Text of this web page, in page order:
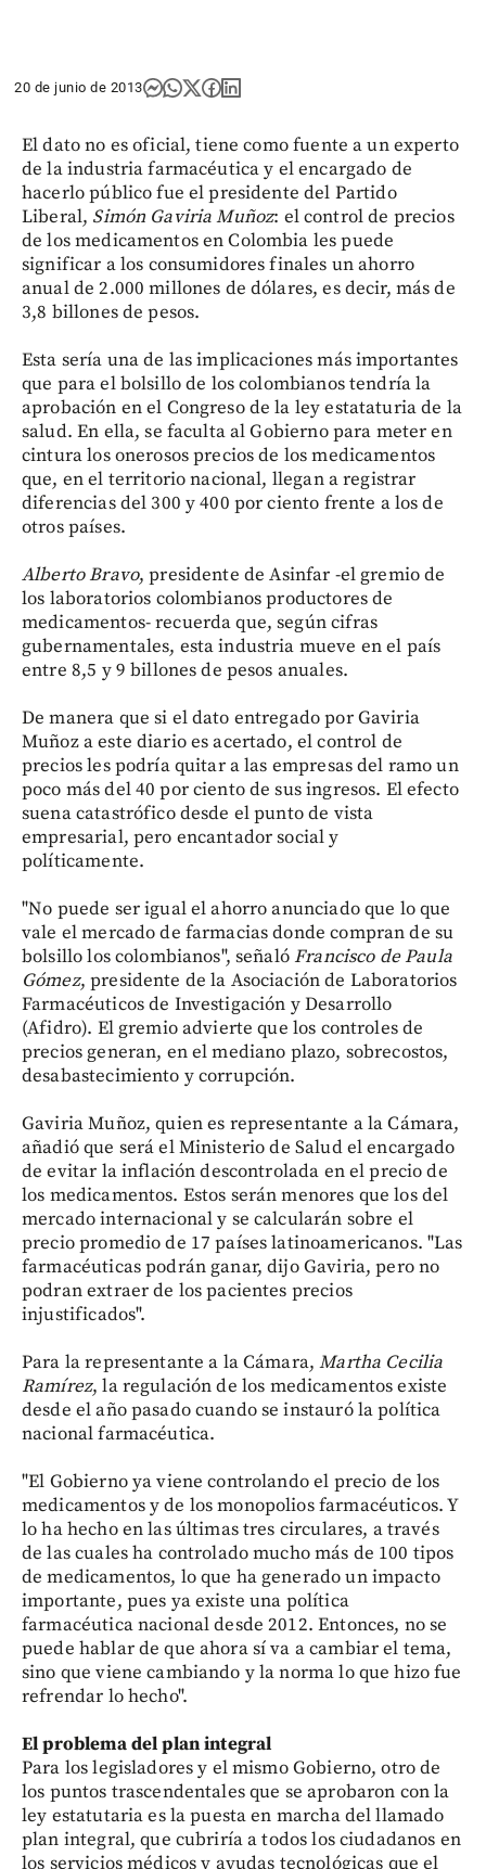
20 de junio de 2013
El dato no es oficial, tiene como fuente a un experto
de la industria farmacéutica y el encargado de
hacerlo público fue el presidente del Partido
Liberal, Simón Gaviria Muñoz: el control de precios
de los medicamentos en Colombia les puede
significar a los consumidores finales un ahorro
anual de 2.000 millones de dólares, es decir, más de
3,8 billones de pesos.
Esta sería una de las implicaciones más importantes
que para el bolsillo de los colombianos tendría la
aprobación en el Congreso de la ley estataturia de la
salud. En ella, se faculta al Gobierno para meter en
cintura los onerosos precios de los medicamentos
que, en el territorio nacional, llegan a registrar
diferencias del 300 y 400 por ciento frente a los de
otros países.
Alberto Bravo, presidente de Asinfar -el gremio de
los laboratorios colombianos productores de
medicamentos- recuerda que, según cifras
gubernamentales, esta industria mueve en el país
entre 8,5 y 9 billones de pesos anuales.
De manera que si el dato entregado por Gaviria
Muñoz a este diario es acertado, el control de
precios les podría quitar a las empresas del ramo un
poco más del 40 por ciento de sus ingresos. El efecto
suena catastrófico desde el punto de vista
empresarial, pero encantador social y
políticamente.
"No puede ser igual el ahorro anunciado que lo que
vale el mercado de farmacias donde compran de su
bolsillo los colombianos", señalóFrancisco de Paula
Gómez, presidente de la Asociación de Laboratorios
Farmacéuticos de Investigación y Desarrollo
(Afidro). El gremio advierte que los controles de
precios generan, en el mediano plazo, sobrecostos,
desabastecimiento y corrupción.
Gaviria Muñoz, quien es representante a la Cámara,
añadió que será el Ministerio de Salud el encargado
de evitar la inflación descontrolada en el precio de
los medicamentos. Estos serán menores que los del
mercado internacional y se calcularán sobre el
precio promedio de 17 países latinoamericanos. "Las
farmacéuticas podrán ganar, dijo Gaviria, pero no
podran extraer de los pacientes precios
injustificados".
Para la representante a la Cámara,Martha Cecilia
Ramírez, la regulación de los medicamentos existe
desde el año pasado cuando se instauró la política
nacional farmacéutica.
"El Gobierno ya viene controlando el precio de los
medicamentos y de los monopolios farmacéuticos. Y
lo ha hecho en las últimas tres circulares, a través
de las cuales ha controlado mucho más de 100 tipos
de medicamentos, lo que ha generado un impacto
importante, pues ya existe una política
farmacéutica nacional desde 2012. Entonces, no se
puede hablar de que ahora sí va a cambiar el tema,
sino que viene cambiando y la norma lo que hizo fue
refrendar lo hecho".
El problema del plan integral
Para los legisladores y el mismo Gobierno, otro de
los puntos trascendentales que se aprobaron con la
ley estatutaria es la puesta en marcha del llamado
plan integral, que cubriría a todos los ciudadanos en
los servicios médicos y ayudas tecnológicas que el